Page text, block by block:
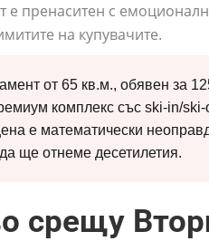
е пренаситен с
на купувачите.
от 65 кв.м., обявен за
комплекс със ski-in/
е математически
ще отнеме десетилетия.
срещу